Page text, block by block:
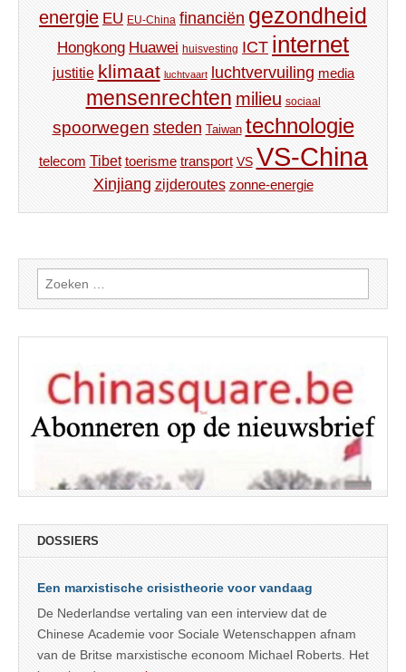
energie EU EU-China financiën gezondheid
Hongkong Huawei huisvesting ICT internet
justitie klimaat luchtvaart luchtvervuiling media
mensenrechten milieu sociaal
spoorwegen steden Taiwan technologie
telecom Tibet toerisme transport VS VS-China
Xinjiang zijderoutes zonne-energie
Zoeken
naar:
DOSSIERS
Een marxistische crisistheorie voor vandaag
De Nederlandse vertaling van een interview dat de
Chinese Academie voor Sociale Wetenschappen afnam
van de Britse marxistische econoom Michael Roberts. Het